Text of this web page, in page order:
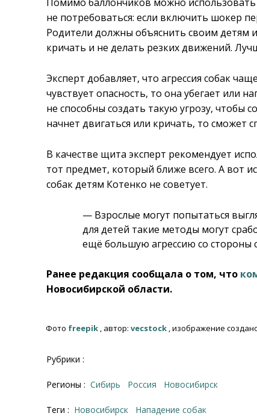
не потребоваться: если включить шокер
Родители должны объяснить своим детям
кричать и не делать резких движений.
Эксперт добавляет, что агрессия собак
чувствует опасность, то она убегает или
не способны создать такую угрозу, чтобы
начнет двигаться или кричать, то сможет
В качестве щита эксперт рекомендует
тот предмет, который ближе всего. А вот
собак детям Котенко не советует.
— Взрослые могут попытаться
для детей такие методы могут
ещё большую агрессию со стороны
Ранее редакция сообщала о том, что
Новосибирской области.
Фото freepik , автор: vecstock , изображение
Рубрики :
Регионы : Сибирь Россия Новосибирск
Теги : Новосибирск нападение собак